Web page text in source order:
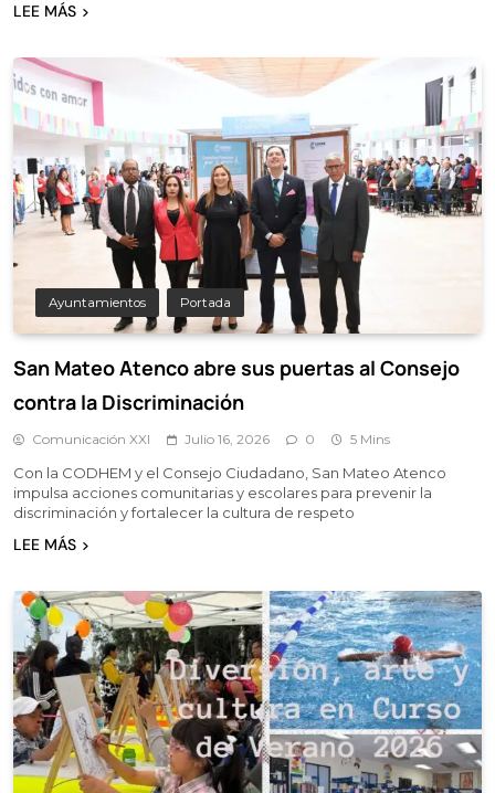
LEE MÁS
Ayuntamientos Portada
San Mateo Atenco abre sus puertas al Consejo
contra la Discriminación
Comunicación XXI Julio 16, 2026 0 5 Mins
Con la CODHEM y el Consejo Ciudadano, San Mateo Atenco
impulsa acciones comunitarias y escolares para prevenir la
discriminación y fortalecer la cultura de respeto
LEE MÁS